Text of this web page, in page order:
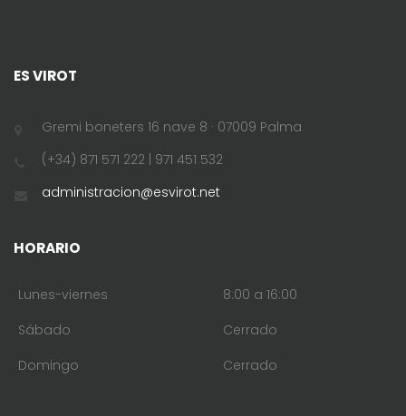
ES VIROT
Gremi boneters 16 nave 8 · 07009 Palma
(+34) 871 571 222 | 971 451 532
administracion@esvirot.net
HORARIO
Lunes-viernes
8:00 a 16:00
Sábado
Cerrado
Domingo
Cerrado